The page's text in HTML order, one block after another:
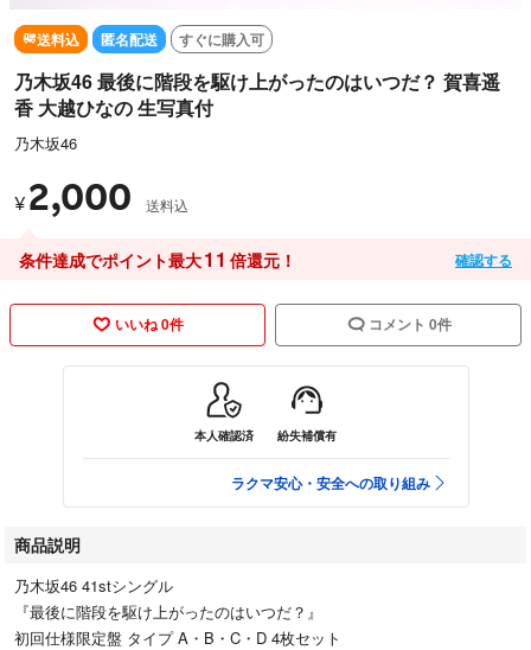
送料込 匿名配送 すぐに購入可
乃木坂46 最後に階段を駆け上がったのはいつだ？ 賀喜遥
香 大越ひなの 生写真付
乃木坂46
¥ 2,000 送料込
条件達成でポイント最大11 倍還元！ 確認する
いいね 0件 コメント 0件
本人確認済 紛失補償有
ラクマ安心・安全への取り組み
商品説明
乃木坂46 41stシングル
『最後に階段を駆け上がったのはいつだ？』
初回仕様限定盤 タイプ A・B・C・D 4枚セット